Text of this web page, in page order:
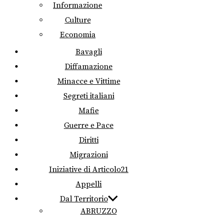
Informazione
Culture
Economia
Bavagli
Diffamazione
Minacce e Vittime
Segreti italiani
Mafie
Guerre e Pace
Diritti
Migrazioni
Iniziative di Articolo21
Appelli
Dal Territorio
ABRUZZO